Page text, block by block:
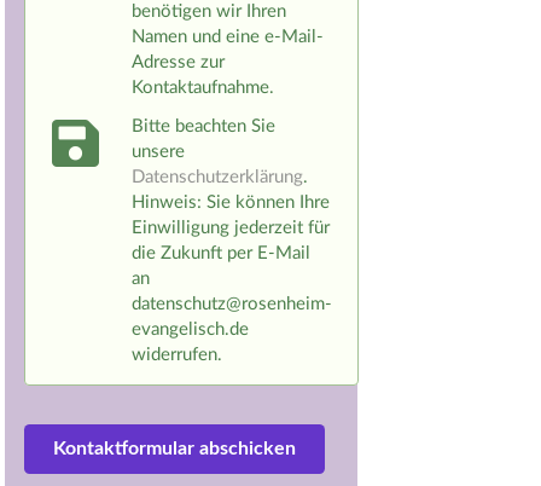
benötigen wir Ihren
Namen und eine e-Mail-
Adresse zur
Kontaktaufnahme.
Bitte beachten Sie
unsere
Datenschutzerklärung.
Hinweis: Sie können Ihre
Einwilligung jederzeit für
die Zukunft per E-Mail
an
datenschutz@rosenheim-
evangelisch.de
widerrufen.